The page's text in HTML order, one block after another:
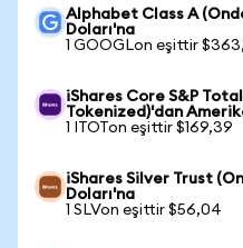
Alphabet Class A
Doları'na
1 GOOGLon eşittir
iShares Core S&P
Tokenized)'dan
1 ITOTon eşittir $169,39
iShares Silver Trust
Doları'na
1 SLVon eşittir $56,04